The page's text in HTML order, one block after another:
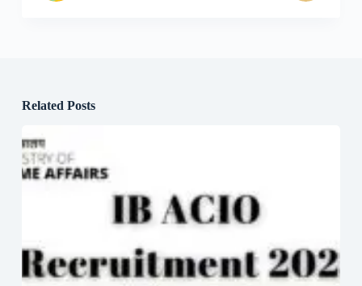
Related Posts